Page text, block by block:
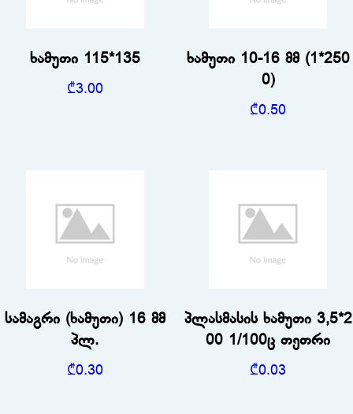
ხამუთი 115*135
₾3.00
ხამუთი 10-16 მმ (1*250
0)
₾0.50
სამაგრი (ხამუთი) 16 მმ
პლ.
₾0.30
პლასმასის ხამუთი 3,5*2
00 1/100ც თეთრი
₾0.03